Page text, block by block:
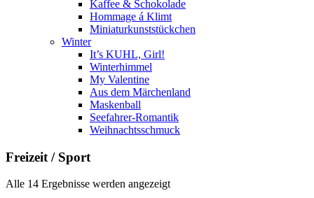
Kaffee & Schokolade
Hommage á Klimt
Miniaturkunststückchen
Winter
It’s KUHL, Girl!
Winterhimmel
My Valentine
Aus dem Märchenland
Maskenball
Seefahrer-Romantik
Weihnachtsschmuck
Freizeit / Sport
Alle 14 Ergebnisse werden angezeigt